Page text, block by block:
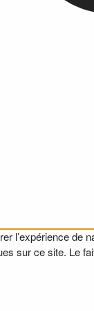
l’expérience de
sur ce site. Le